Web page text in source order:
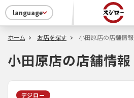
language
ホーム お店を探す 小田原店の店舗情報
小田原店の店舗情報
デジロー